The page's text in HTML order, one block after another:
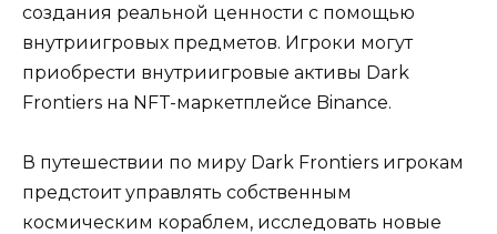
создания реальной ценности с помощью
внутриигровых предметов. Игроки могут
приобрести внутриигровые активы Dark
Frontiers на NFT-маркетплейсе Binance.
В путешествии по миру Dark Frontiers игрокам
предстоит управлять собственным
космическим кораблем, исследовать новые